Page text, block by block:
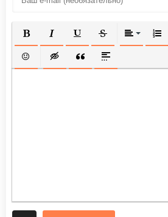
ПОЛУЖИРНЫЙ
КУРСИВПОДЧЕРКНУТЫЙ
ЗАЧЕРКНУТЫЙ
ВСТАВИТЬ СМАЙЛИК
ВСТАВКА СКРЫТОГО
ВСТАВКА ЦИТАТЫ
ВСТАВКА